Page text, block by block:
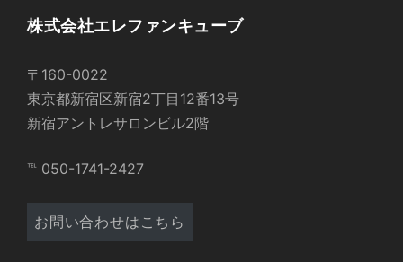
株式会社エレファンキューブ
〒160-0022
東京都新宿区新宿2丁目12番13号
新宿アントレサロンビル2階
℡ 050-1741-2427
お問い合わせはこちら